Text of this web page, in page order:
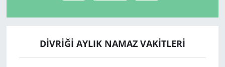
DIVRIĞI AYLIK NAMAZ VAKITLERI